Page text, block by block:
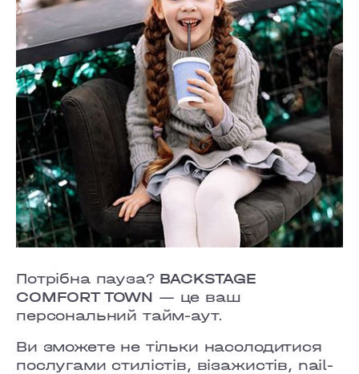
Потрібна пауза? BACKSTAGE
COMFORT TOWN — це ваш
персональний тайм-аут.
Ви зможете не тільки насолодитися
послугами стилістів, візажистів, nail-